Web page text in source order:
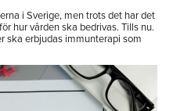
i Sverige, men trots det har det
hur vården ska bedrivas. Tills nu.
ska erbjudas immunterapi som